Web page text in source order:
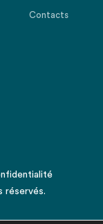
Contacts
réservés.